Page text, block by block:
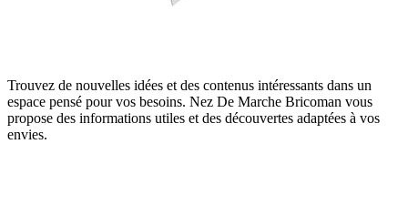
Trouvez de nouvelles idées et des contenus intéressants dans un
espace pensé pour vos besoins. Nez De Marche Bricoman vous
propose des informations utiles et des découvertes adaptées à vos
envies.